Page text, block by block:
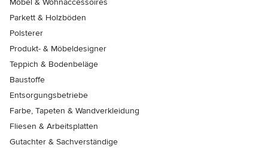
Möbel & Wohnaccessoires
Parkett & Holzböden
Polsterer
Produkt- & Möbeldesigner
Teppich & Bodenbeläge
Baustoffe
Entsorgungsbetriebe
Farbe, Tapeten & Wandverkleidung
Fliesen & Arbeitsplatten
Gutachter & Sachverständige